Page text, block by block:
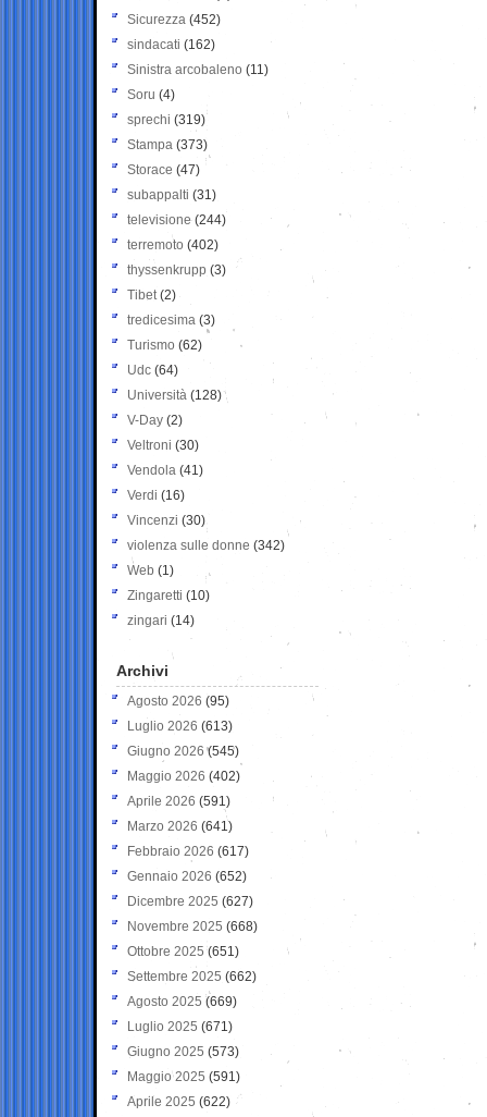
Sicurezza (452)
sindacati (162)
Sinistra arcobaleno (11)
Soru (4)
sprechi (319)
Stampa (373)
Storace (47)
subappalti (31)
televisione(244)
terremoto (402)
thyssenkrupp (3)
Tibet(2)
tredicesima (3)
Turismo (62)
Udc (64)
Università (128)
V-Day (2)
Veltroni (30)
Vendola (41)
Verdi (16)
Vincenzi (30)
violenza sulle donne (342)
Web (1)
Zingaretti (10)
zingari (14)
Archivi
Agosto 2026 (95)
Luglio 2026 (613)
Giugno 2026 (545)
Maggio 2026 (402)
Aprile 2026 (591)
Marzo 2026 (641)
Febbraio 2026 (617)
Gennaio 2026 (652)
Dicembre 2025 (627)
Novembre 2025 (668)
Ottobre 2025 (651)
Settembre 2025 (662)
Agosto 2025 (669)
Luglio 2025 (671)
Giugno 2025 (573)
Maggio 2025 (591)
Aprile 2025 (622)